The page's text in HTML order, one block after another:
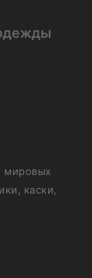
мировых
каски,